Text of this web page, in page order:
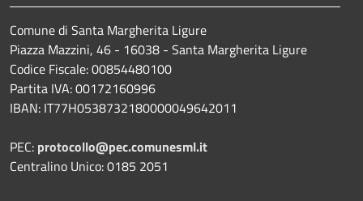
Comune di Santa Margherita Ligure
Piazza Mazzini, 46 - 16038 - Santa Margherita Ligure
Codice Fiscale: 00854480100
Partita IVA: 00172160996
IBAN: IT77H0538732180000049642011
PEC: protocollo@pec.comunesml.it
Centralino Unico: 0185 2051